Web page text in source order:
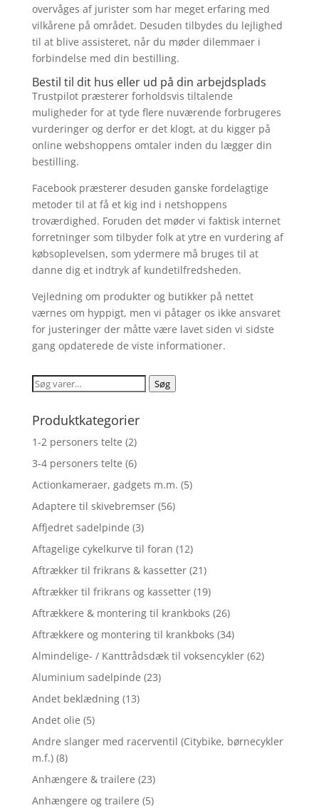
overvåges af jurister som har meget erfaring med
vilkårene på området. Desuden tilbydes du lejlighed
til at blive assisteret, når du møder dilemmaer i
forbindelse med din bestilling.
Bestil til dit hus eller ud på din arbejdsplads
Trustpilot præsterer forholdsvis tiltalende
muligheder for at tyde flere nuværende forbrugeres
vurderinger og derfor er det klogt, at du kigger på
online webshoppens omtaler inden du lægger din
bestilling.
Facebook præsterer desuden ganske fordelagtige
metoder til at få et kig ind i netshoppens
troværdighed. Foruden det møder vi faktisk internet
forretninger som tilbyder folk at ytre en vurdering af
købsoplevelsen, som ydermere må bruges til at
danne dig et indtryk af kundetilfredsheden.
Vejledning om produkter og butikker på nettet
værnes om hyppigt, men vi påtager os ikke ansvaret
for justeringer der måtte være lavet siden vi sidste
gang opdaterede de viste informationer.
Søg
Søg
Produktkategorier
1-2 personers telte (2)
3-4 personers telte (6)
Actionkameraer, gadgets m.m. (5)
Adaptere til skivebremser (56)
Affjedret sadelpinde (3)
Aftagelige cykelkurve til foran (12)
Aftrækker til frikrans & kassetter (21)
Aftrækker til frikrans og kassetter (19)
Aftrækkere & montering til krankboks (26)
Aftrækkere og montering til krankboks (34)
Almindelige- / Kanttrådsdæk til voksencykler (62)
Aluminium sadelpinde (23)
Andet beklædning (13)
Andet olie (5)
Andre slanger med racerventil (Citybike, børnecykler
m.f.) (8)
Anhængere & trailere (23)
Anhængere og trailere (5)